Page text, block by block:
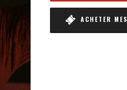
ACHETER